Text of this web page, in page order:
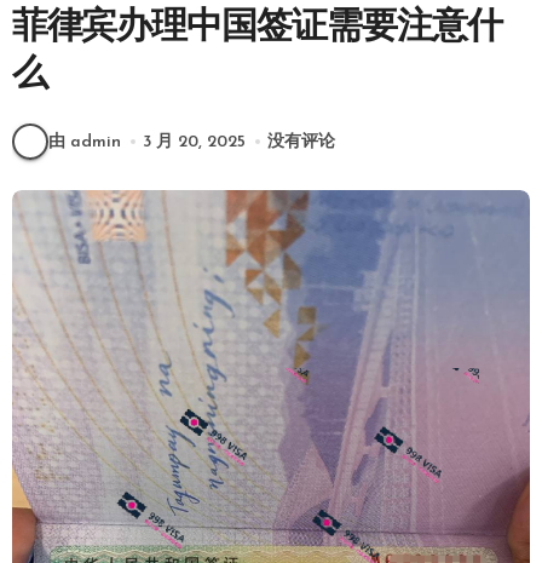
菲律宾办理中国签证需要注意什
么
由 admin 3 月 20, 2025 没有评论